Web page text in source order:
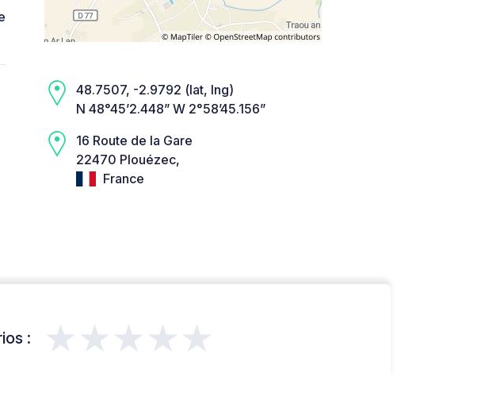
48.7507, -2.9792 (lat, lng)
N 48°45’2.448” W 2°58’45.156”
16 Route de la Gare
22470 Plouézec,
France
: ★★★★★